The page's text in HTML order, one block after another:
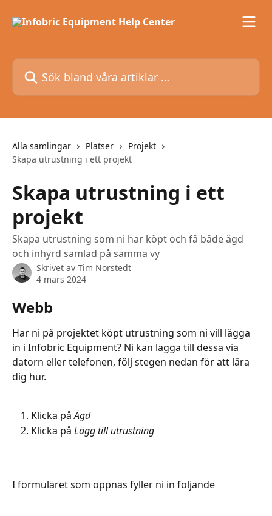
Sök bland våra artiklar …
Alla samlingar Platser
Projekt
Skapa utrustning i ett projekt
Skapa utrustning i ett
projekt
Skapa utrustning som ni har köpt och få både ägd
och inhyrd samlad på samma vy
Skrivet av Tim Norstedt
4 mars 2024
Webb
Har ni på projektet köpt utrustning som ni vill lägga
in i Infobric Equipment? Ni kan lägga till dessa via
datorn eller telefonen, följ stegen nedan för att lära
dig hur.
Klicka på Ägd
Klicka på Lägg till utrustning
I formuläret som öppnas fyller ni in följande